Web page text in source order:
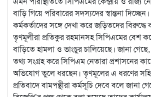
বাড়ি গিয়ে পরিবারের সদস্যদের স্বান্তনা
কর্মকর্তাদের সঙ্গে দেখা করে জড়িতদের বিরুদ্ধে
তৃণমূলীরা প্রতিকুর রহমানসহ সিপিএমের বেশ
বাড়িতে হামলা ও ভাংচুর চালিয়েছে। জানা গেছে,
তথ্য সংগ্রহ করে সিপিএম নেতারা প্রশাসনের
অভিযোগ তুলে ধরছেন। তৃণমূলের এ ধরণের
প্রতিবাদে বামপন্থীরা কর্মসূচি দেবে বলে জানা